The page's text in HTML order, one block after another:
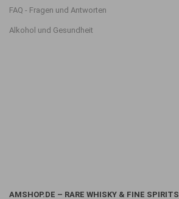
FAQ - Fragen und Antworten
Alkohol und Gesundheit
AMSHOP.DE – RARE WHISKY & FINE SPIRITS